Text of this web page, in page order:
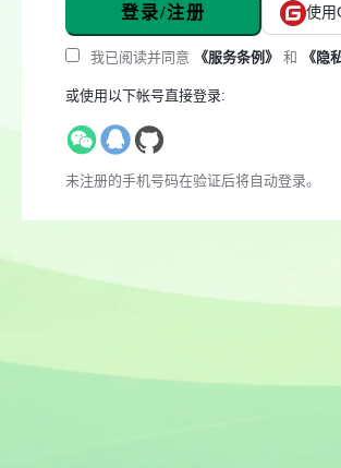
登录/注册 使用
我已阅读并同意 《服务条例》 和 《隐
或使用以下帐号直接登录:
未注册的手机号码在验证后将自动登录。